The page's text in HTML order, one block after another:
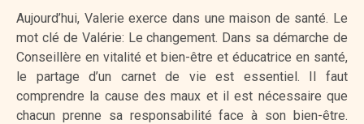
Aujourd’hui, Valerie exerce dans une maison de santé. Le
mot clé de Valérie: Le changement. Dans sa démarche de
Conseillère en vitalité et bien-être et éducatrice en santé,
le partage d’un carnet de vie est essentiel. Il faut
comprendre la cause des maux et il est nécessaire que
chacun prenne sa responsabilité face à son bien-être.